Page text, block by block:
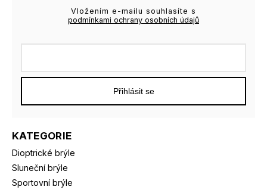
KATEGORIE
Dioptrické brýle
Sluneční brýle
Sportovní brýle
Vložením e-mailu souhlasíte s
podmínkami ochrany osobních údajů
Přihlásit se